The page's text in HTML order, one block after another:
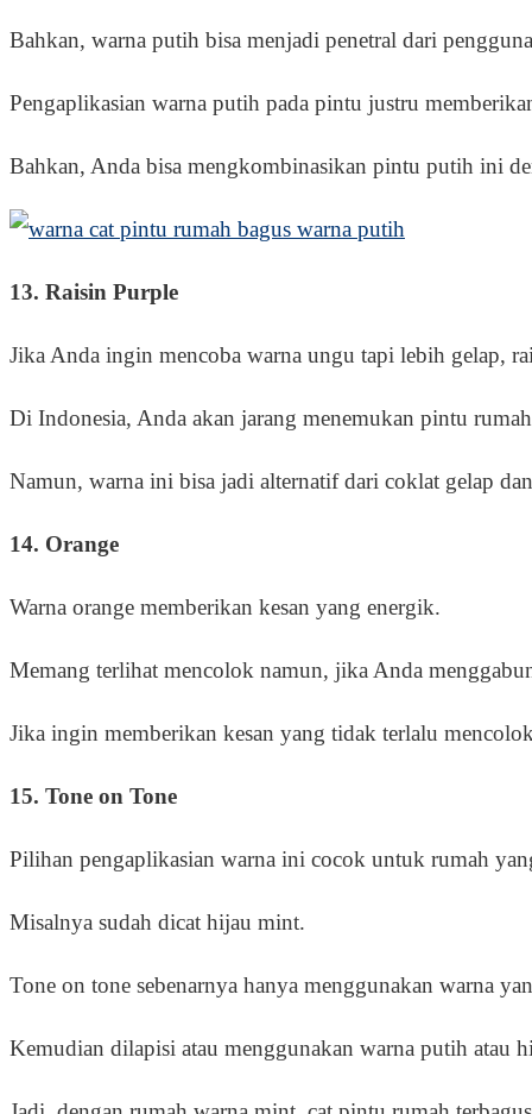
Bahkan, warna putih bisa menjadi penetral dari
Pengaplikasian warna putih pada pintu justru
Bahkan, Anda bisa mengkombinasikan pintu putih ini
13. Raisin Purple
Jika Anda ingin mencoba warna ungu tapi lebih gelap,
Di Indonesia, Anda akan jarang menemukan pintu
Namun, warna ini bisa jadi alternatif dari coklat gelap
14. Orange
Warna orange memberikan kesan yang energik.
Memang terlihat mencolok namun, jika Anda
Jika ingin memberikan kesan yang tidak terlalu
15. Tone on Tone
Pilihan pengaplikasian warna ini cocok untuk rumah
Misalnya sudah dicat hijau mint.
Tone on tone sebenarnya hanya menggunakan warna
Kemudian dilapisi atau menggunakan warna putih atau